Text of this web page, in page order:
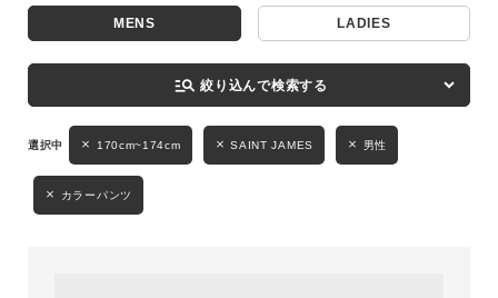
キーワード
性別
MENS LADIES KIDS
MENS LADIES
manage_search 絞り込んで検索する
170cm~174cm SAINT JAMES 男性
カラーパンツ